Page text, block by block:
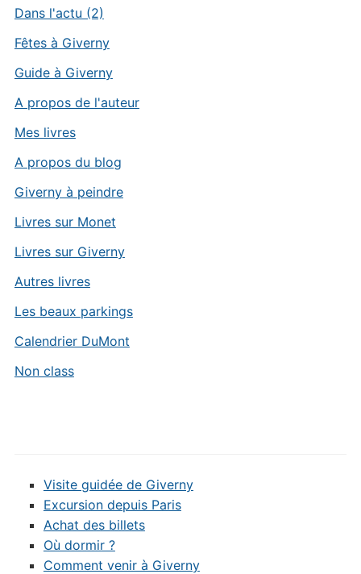
Dans l'actu (2)
Fêtes à Giverny
Guide à Giverny
A propos de l'auteur
Mes livres
A propos du blog
Giverny à peindre
Livres sur Monet
Livres sur Giverny
Autres livres
Les beaux parkings
Calendrier DuMont
Non class
Visite guidée de Giverny
Excursion depuis Paris
Achat des billets
Où dormir ?
Comment venir à Giverny